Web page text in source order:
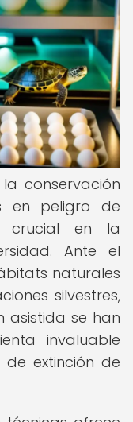
conservación
en peligro de
crucial en la
Ante el
naturales
silvestres,
asistida se han
invaluable
extinción de